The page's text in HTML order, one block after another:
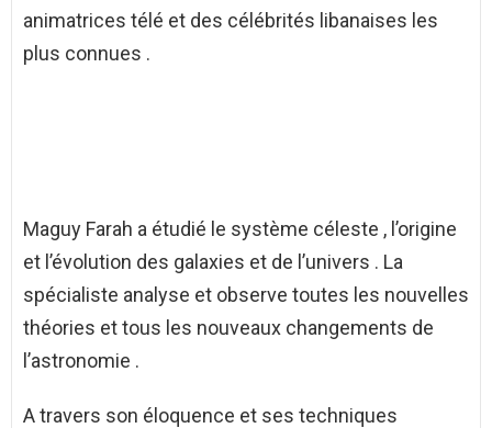
animatrices télé et des célébrités libanaises les
plus connues .
Maguy Farah a étudié le système céleste , l’origine
et l’évolution des galaxies et de l’univers . La
spécialiste analyse et observe toutes les nouvelles
théories et tous les nouveaux changements de
l’astronomie .
A travers son éloquence et ses techniques